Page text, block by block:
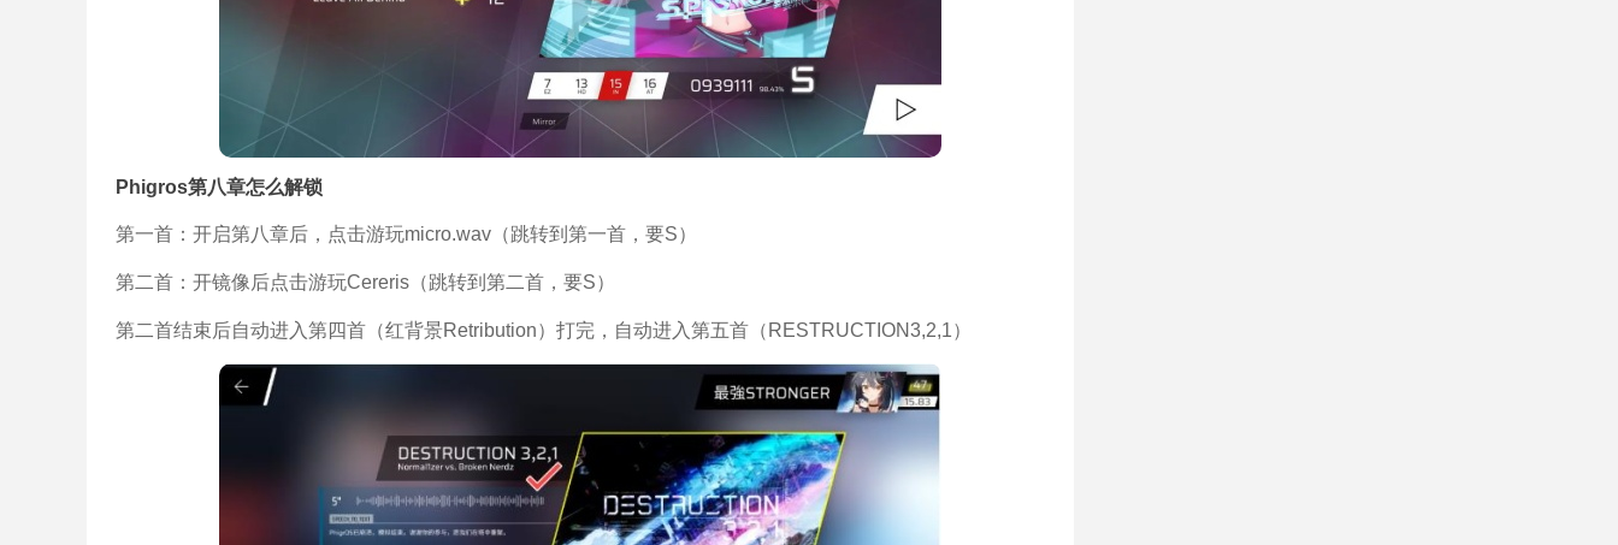
Phigros第八章怎么解锁
第一首：开启第八章后，点击游玩micro.wav（跳转到第一首，要S）
第二首：开镜像后点击游玩Cereris（跳转到第二首，要S）
第二首结束后自动进入第四首（红背景Retribution）打完，自动进入第五首（RESTRUCTION3,2,1）